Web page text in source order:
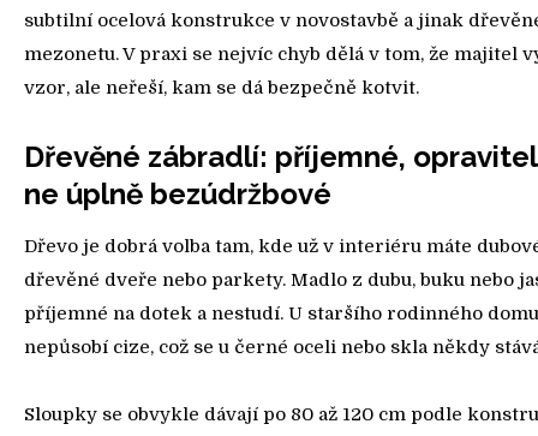
subtilní ocelová konstrukce v novostavbě a jinak
mezonetu. V praxi se nejvíc chyb dělá v tom, že majitel
vzor, ale neřeší, kam se dá bezpečně kotvit.
Dřevěné zábradlí: příjemné,
ne úplně bezúdržbové
Dřevo je dobrá volba tam, kde už v interiéru máte
dřevěné dveře nebo parkety. Madlo z dubu, buku nebo
příjemné na dotek a nestudí. U staršího rodinného
nepůsobí cize, což se u černé oceli nebo skla někdy
Sloupky se obvykle dávají po 80 až 120 cm podle